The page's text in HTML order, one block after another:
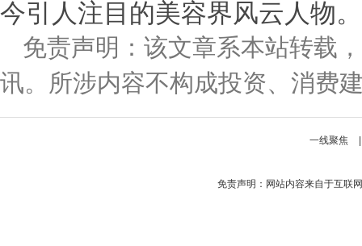
今引人注目的美容界风云人物。
免责声明：该文章系本站转载
讯。所涉内容不构成投资、消费
一线聚焦
免责声明：网站内容来自于互联